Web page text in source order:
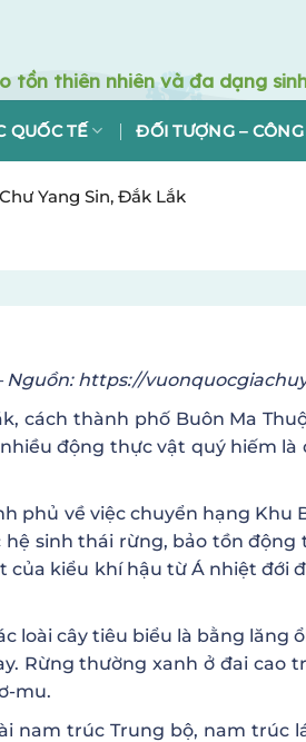
QUỐC TẾ ĐỐI TƯỢNG – CÔNG
Yang Sin, Đắk Lắk
Nguồn: https://
cách thành phố Buôn Ma
động thực vật quý hiếm
về việc chuyển hạng Khu
hệ sinh thái rừng, bảo tồn
kiểu khí hậu từ Á nhiệt đới
loài cây tiêu biểu là bằng lăng
Rừng thường xanh ở đai cao
mu.
nam trúc Trung bộ, nam trúc